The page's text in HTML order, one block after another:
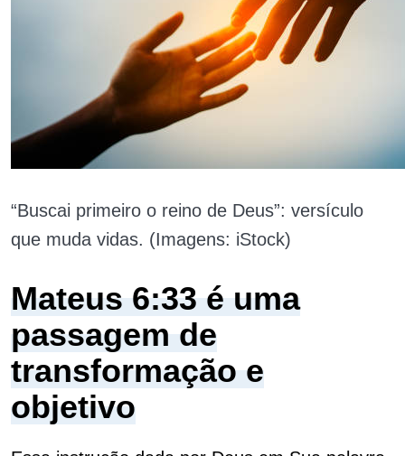
“Buscai primeiro o reino de Deus”: versículo
que muda vidas. (Imagens: iStock)
Mateus 6:33 é uma
passagem de
transformação e
objetivo